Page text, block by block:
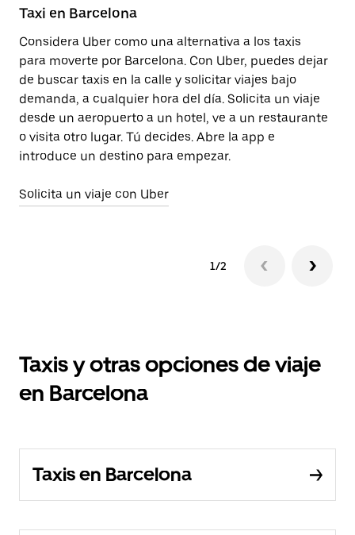
Taxi en Barcelona
Considera Uber como una alternativa a los taxis
para moverte por Barcelona. Con Uber, puedes dejar
de buscar taxis en la calle y solicitar viajes bajo
demanda, a cualquier hora del día. Solicita un viaje
desde un aeropuerto a un hotel, ve a un restaurante
o visita otro lugar. Tú decides. Abre la app e
introduce un destino para empezar.
Solicita un viaje con Uber
1/2
Taxis y otras opciones de viaje
en Barcelona
Taxis en Barcelona